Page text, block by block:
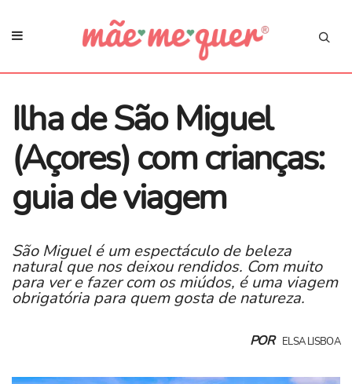
Ilha de São Miguel
(Açores) com crianças:
guia de viagem
São Miguel é um espectáculo de beleza
natural que nos deixou rendidos. Com muito
para ver e fazer com os miúdos, é uma viagem
obrigatória para quem gosta de natureza.
POR ELSA LISBOA